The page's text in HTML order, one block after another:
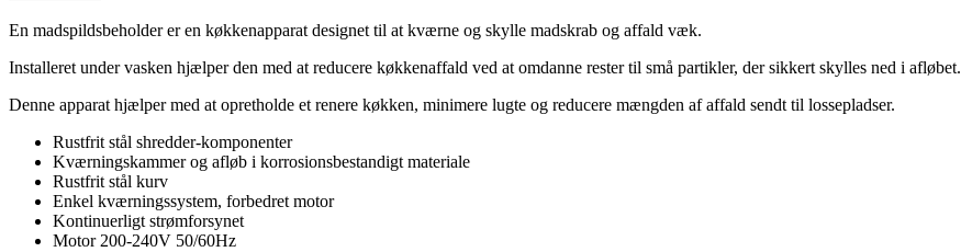
En madspildsbeholder er en køkkenapparat designet til at kværne og skylle madskrab og affald væk.
Installeret under vasken hjælper den med at reducere køkkenaffald ved at omdanne rester til små partikler, der sikkert skylles ned i afløbet.
Denne apparat hjælper med at opretholde et renere køkken, minimere lugte og reducere mængden af affald sendt til lossepladser.
Rustfrit stål shredder-komponenter
Kværningskammer og afløb i korrosionsbestandigt materiale
Rustfrit stål kurv
Enkel kværningssystem, forbedret motor
Kontinuerligt strømforsynet
Motor 200-240V 50/60Hz